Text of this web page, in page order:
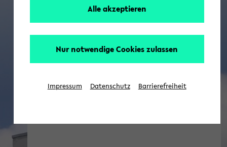
Alle akzeptieren
Nur notwendige Cookies zulassen
Impressum Datenschutz Barrierefreiheit